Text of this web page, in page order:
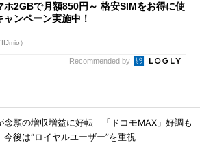
ホ2GBで月額850円～ 格安SIMをお得に使
ャンペーン実施中！
）
Recommended by
念願の増収増益に好転 「ドコモMAX」好調も
今後は“ロイヤルユーザー”を重視